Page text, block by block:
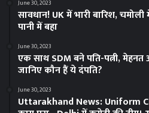
June 30, 2023
सावधान! UK में भारी बारिश,
पानी में बहा
June 30, 2023
एक साथ SDM बने पति-पत्नी, मेहनत
जानिए कौन हैं ये दंपति?
June 30, 2023
Uttarakhand News: Uniform